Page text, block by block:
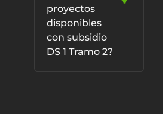
proyectos
disponibles
con subsidio
DS 1 Tramo 2?